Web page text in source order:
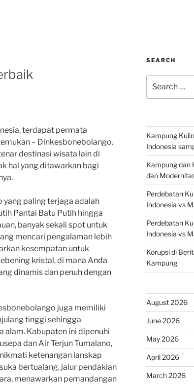
terdapat permata
– Dinkesbonebolango.
destinasi wisata lain di
hal yang ditawarkan bagi
yang paling terjaga adalah
Pantai Batu Putih hingga
banyak sekali spot untuk
mencari pengalaman lebih
kesempatan untuk
kristal, di mana Anda
dinamis dan penuh dengan
juga memiliki
tinggi sehingga
alam. Kabupaten ini dipenuhi
dan Air Terjun Tumalano,
ketenangan lanskap
bertualang, jalur pendakian
menawarkan pemandangan
SEARCH
for:
Kampung
Indonesia
Kampung dan
dan
Perdebatan
Indonesia vs
Perdebatan
Indonesia vs
Korupsi di
Kampung
August 2026
June 2026
May 2026
April 2026
March 2026